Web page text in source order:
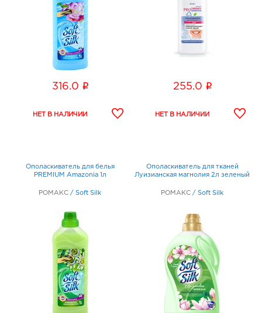
316.0 i 255.0 i
Ополаскиватель для белья
PREMIUM Amazonia 1л
РОМАКС / Soft Silk
Ополаскиватель для тканей
Луизианская магнолия 2л зеленый
РОМАКС / Soft Silk